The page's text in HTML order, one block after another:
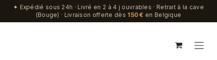
Se rendre au contenu
✦ Expédié sous 24h · Livré en 2 à 4 j ouvrables · Retrait à la cave
(Bouge) · Livraison offerte dès 150 € en Belgique